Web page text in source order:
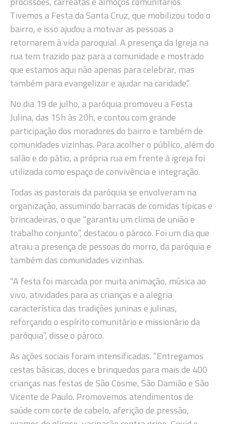
Tivemos a Festa da Santa Cruz, que mobilizou todo o
bairro, e isso ajudou a motivar as pessoas a
retornarem à vida paroquial. A presença da Igreja na
rua tem trazido paz para a comunidade e mostrado
que estamos aqui não apenas para celebrar, mas
também para evangelizar e ajudar na caridade.”
No dia 19 de julho, a paróquia promoveu a Festa
Julina, das 15h às 20h, e contou com grande
participação dos moradores do bairro e também de
comunidades vizinhas. Para acolher o público, além do
salão e do pátio, a própria rua em frente à igreja foi
utilizada como espaço de convivência e integração.
Todas as pastorais da paróquia se envolveram na
organização, assumindo barracas de comidas típicas e
brincadeiras, o que “garantiu um clima de união e
trabalho conjunto”, destacou o pároco. Foi um dia que
atraiu a presença de pessoas do morro, da paróquia e
também das comunidades vizinhas.
“A festa foi marcada por muita animação, música ao
vivo, atividades para as crianças e a alegria
característica das tradições juninas e julinas,
reforçando o espírito comunitário e missionário da
paróquia”, disse o pároco.
As ações sociais foram intensificadas. “Entregamos
cestas básicas, doces e brinquedos para mais de 400
crianças nas festas de São Cosme, São Damião e São
Vicente de Paulo. Promovemos atendimentos de
saúde com corte de cabelo, aferição de pressão,